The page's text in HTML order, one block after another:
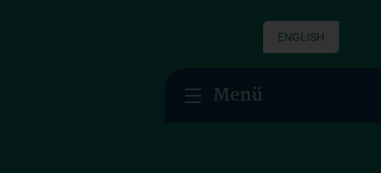
ENGLISH
Menü